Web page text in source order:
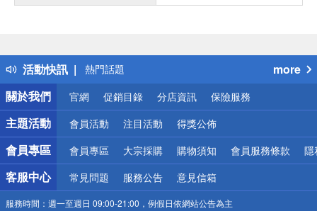
活動快訊
得獎公告
熱門話題
銀行優惠
偏遠地區配送
詐騙網頁！請小心！
more
關於我們
官網 促銷目錄 分店資訊 保險服務
主題活動 會員活動 注目活動 得獎公佈
會員專區 會員專區 大宗採購 購物須知 會員服務條款 隱
客服中心 常見問題 服務公告 意見信箱
服務時間： 週一至週日 09:00-21:00，例假日依網站公告為主